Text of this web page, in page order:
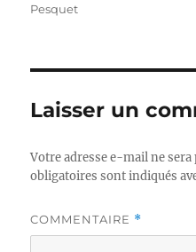
Pesquet
Laisser un
Votre adresse e-mail ne sera
obligatoires sont indiqués
COMMENTAIRE *